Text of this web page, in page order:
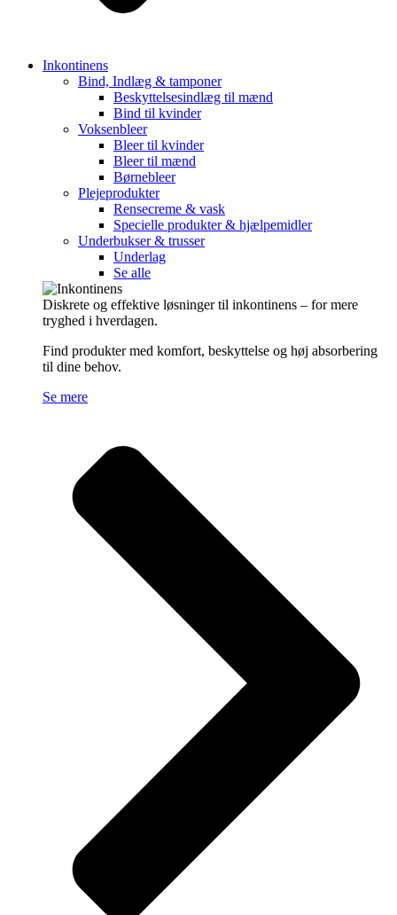
Inkontinens
Bind, Indlæg & tamponer
Beskyttelsesindlæg til mænd
Bind til kvinder
Voksenbleer
Bleer til kvinder
Bleer til mænd
Børnebleer
Plejeprodukter
Rensecreme & vask
Specielle produkter & hjælpemidler
Underbukser & trusser
Underlag
Se alle
Diskrete og effektive løsninger til inkontinens – for mere
tryghed i hverdagen.
Find produkter med komfort, beskyttelse og høj absorbering
til dine behov.
Se mere